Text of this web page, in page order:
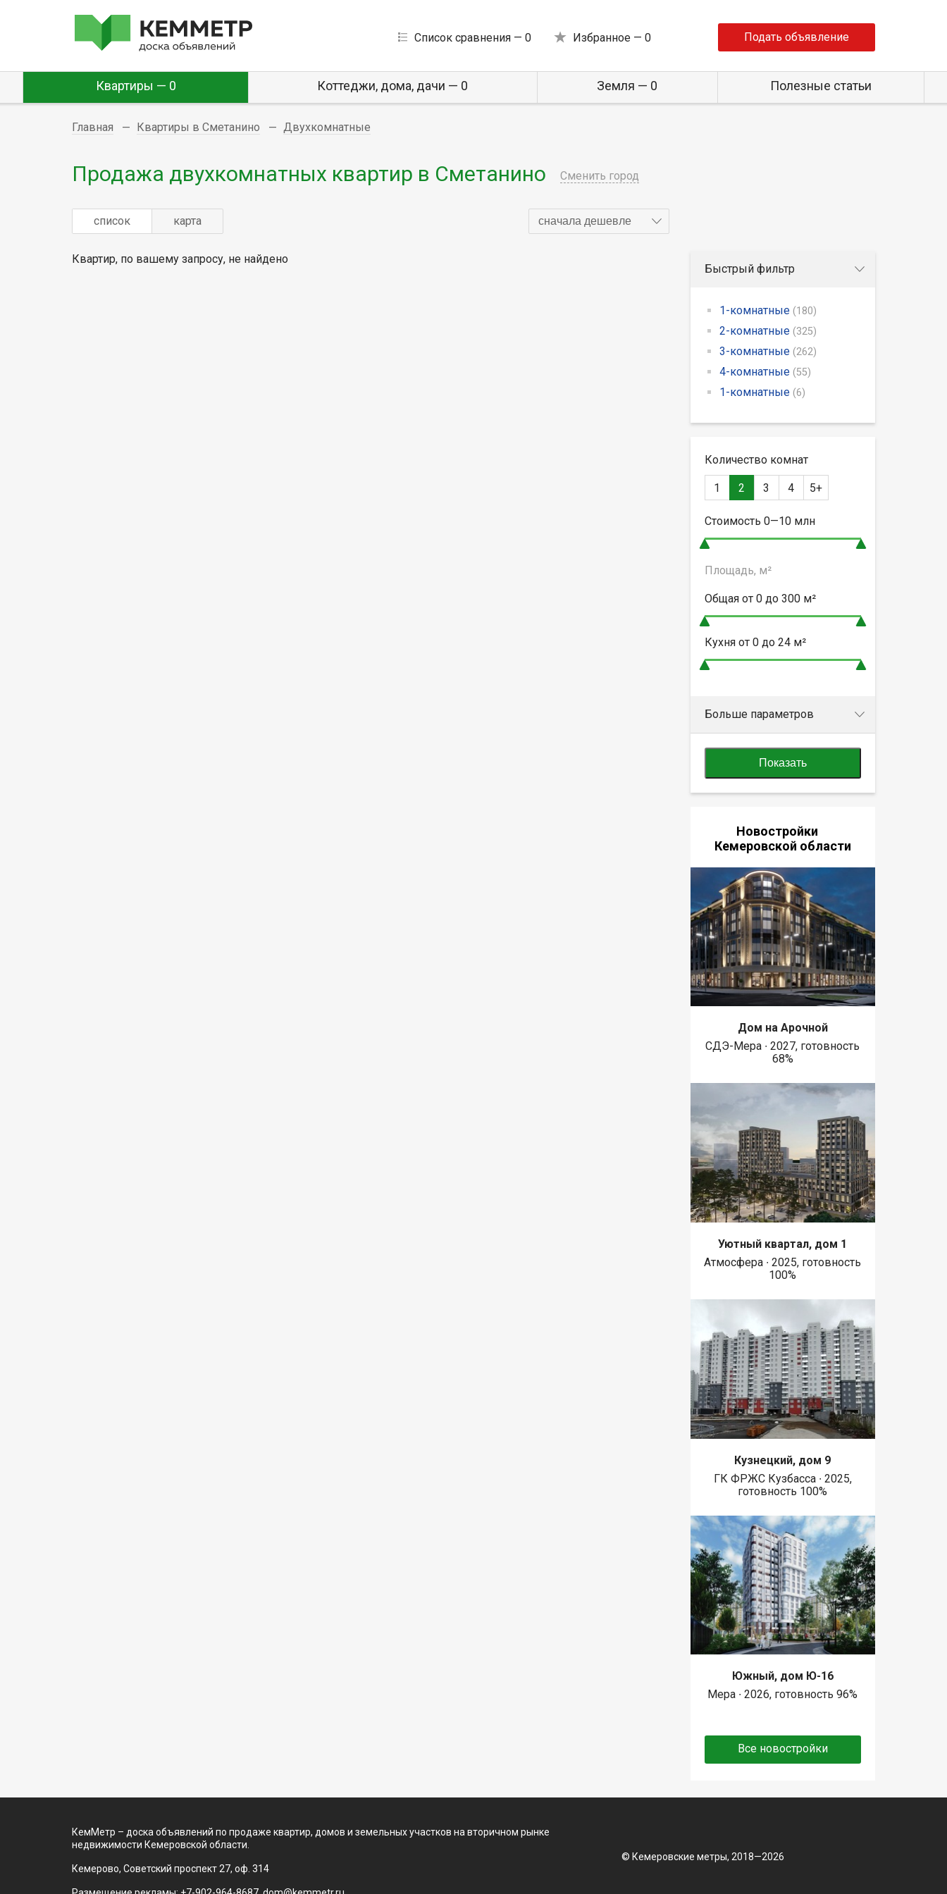
Список сравнения — 0 Избранное — 0 Подать объявление
Квартиры — 0 Коттеджи, дома, дачи — 0 Земля — 0 Полезные статьи
Главная Квартиры в Сметанино Двухкомнатные
Продажа двухкомнатных квартир в Сметанино Сменить город
список карта сначала дешевле
Квартир, по вашему запросу, не найдено
Быстрый фильтр
1-комнатные (180)
2-комнатные (325)
3-комнатные (262)
4-комнатные (55)
1-комнатные (6)
Количество комнат
1 2 3 4 5+
Стоимость 0—10млн
Площадь, м²
Общая от 0 до 300м²
Кухня от 0 до 24м²
Больше параметров
Показать
Новостройки
Кемеровской области
Дом на Арочной
СДЭ-Мера ∙ 2027, готовность
68%
Уютный квартал, дом 1
Атмосфера ∙ 2025, готовность
100%
Кузнецкий, дом 9
ГК ФРЖС Кузбасса ∙ 2025,
готовность 100%
Южный, дом Ю-16
Мера ∙ 2026, готовность 96%
Все новостройки
КемМетр – доска объявлений по продаже квартир, домов и земельных участков на вторичном рынке
недвижимости Кемеровской области.
Кемерово, Советский проспект 27, оф. 314
© Кемеровские метры, 2018—2026